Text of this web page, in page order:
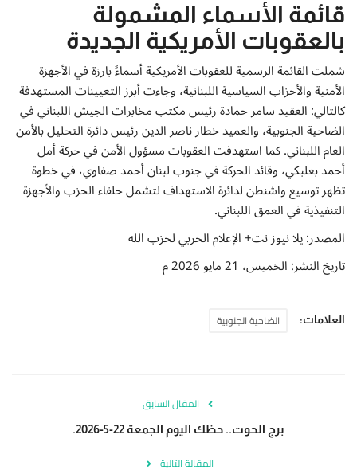
قائمة الأسماء المشمولة
بالعقوبات الأمريكية الجديدة
شملت القائمة الرسمية للعقوبات الأمريكية أسماءً بارزة في الأجهزة
الأمنية والأحزاب السياسية اللبنانية، وجاءت أبرز التعيينات المستهدفة
كالتالي: العقيد سامر حمادة رئيس مكتب مخابرات الجيش اللبناني في
الضاحية الجنوبية، والعميد خطار ناصر الدين رئيس دائرة التحليل بالأمن
العام اللبناني. كما استهدفت العقوبات مسؤول الأمن في حركة أمل
أحمد بعلبكي، وقائد الحركة في جنوب لبنان أحمد صفاوي، في خطوة
تظهر توسيع واشنطن لدائرة الاستهداف لتشمل حلفاء الحزب والأجهزة
التنفيذية في العمق اللبناني.
المصدر: يلا نيوز نت+ الإعلام الحربي لحزب الله
تاريخ النشر: الخميس، 21 مايو 2026 م
العلامات: الضاحية الجنوبية
المقال السابق
برج الحوت.. حظك اليوم الجمعة 22-5-2026.
المقالة التالية